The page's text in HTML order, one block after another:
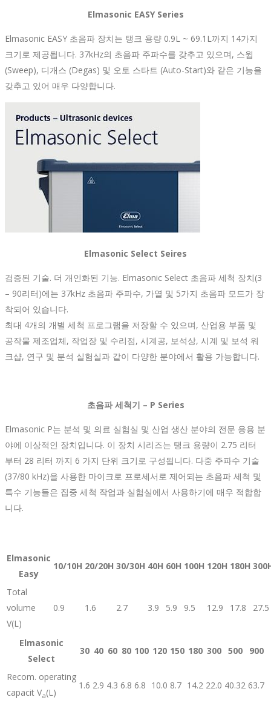
Elmasonic EASY Series
Elmasonic EASY 초음파 장치는 탱크 용량 0.9L ~ 69.1L까지 14가지
크기로 제공됩니다. 37kHz의 초음파 주파수를 갖추고 있으며, 스윕
(Sweep), 디개스 (Degas) 및 오토 스타트 (Auto-Start)와 같은 기능을
갖추고 있어 매우 다양합니다.
Elmasonic Select Seires
검증된 기술. 더 개인화된 기능. Elmasonic Select 초음파 세척 장치(3
– 90리터)에는 37kHz 초음파 주파수, 가열 및 5가지 초음파 모드가 장
착되어 있습니다.
최대 4개의 개별 세척 프로그램을 저장할 수 있으며, 산업용 부품 및
공작물 제조업체, 작업장 및 수리점, 시계공, 보석상, 시계 및 보석 워
크샵, 연구 및 분석 실험실과 같이 다양한 분야에서 활용 가능합니다.
초음파 세척기 – P Series
Elmasonic P는 분석 및 의료 실험실 및 산업 생산 분야의 전문 응용 분
야에 이상적인 장치입니다. 이 장치 시리즈는 탱크 용량이 2.75 리터
부터 28 리터 까지 6 가지 단위 크기로 구성됩니다. 다중 주파수 기술
(37/80 kHz)을 사용한 마이크로 프로세서로 제어되는 초음파 세척 및
특수 기능들은 집중 세척 작업과 실험실에서 사용하기에 매우 적합합
니다.
Elmasonic
Easy
10/10H 20/20H 30/30H 40H 60H 100H 120H 180H
Total
volume
V(L)
0.9 1.6 2.7 3.9 5.9 9.5 12.9 17.8 27.5
Elmasonic
Select
30 40 60 80 100 120 150 180 300 500 900
Recom. operating
capacit Va(L)
1.6 2.9 4.3 6.8 6.8 10.0 8.7 14.2 22.0 40.32 63.7